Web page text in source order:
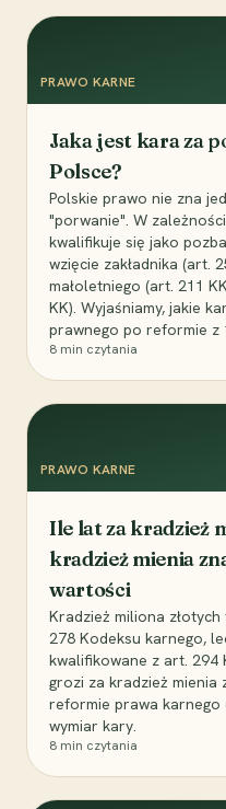
PRAWO KARNE
Jaka jest kara za
Polsce?
Polskie prawo nie zna
"porwanie". W
kwalifikuje się jako
wzięcie zakładnika (art.
małoletniego (art. 211
KK). Wyjaśniamy, jakie
prawnego po reformie z
8 min czytania
PRAWO KARNE
Ile lat za kradzież
kradzież mienia
wartości
Kradzież miliona
278 Kodeksu karnego,
kwalifikowane z art. 294
grozi za kradzież mienia
reformie prawa karnego
wymiar kary.
8 min czytania